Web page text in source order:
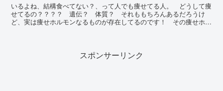
いるよね、結構食べてない？、って人でも痩せてる人。 どうして痩
せてるの？？？？ 遺伝？ 体質？ それももちろんあるだろうけ
ど、実は痩せホルモンなるものが存在してるのです！ その痩せホル
スポンサーリンク